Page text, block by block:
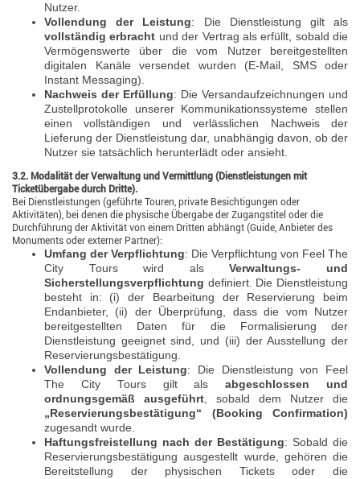
Nutzer.
Vollendung der Leistung: Die Dienstleistung gilt als
vollständig erbracht und der Vertrag als erfüllt, sobald die
Vermögenswerte über die vom Nutzer bereitgestellten
digitalen Kanäle versendet wurden (E-Mail, SMS oder
Instant Messaging).
Nachweis der Erfüllung: Die Versandaufzeichnungen und
Zustellprotokolle unserer Kommunikationssysteme stellen
einen vollständigen und verlässlichen Nachweis der
Lieferung der Dienstleistung dar, unabhängig davon, ob der
Nutzer sie tatsächlich herunterlädt oder ansieht.
3.2. Modalität der Verwaltung und Vermittlung (Dienstleistungen mit
Ticketübergabe durch Dritte).
Bei Dienstleistungen (geführte Touren, private Besichtigungen oder
Aktivitäten), bei denen die physische Übergabe der Zugangstitel oder die
Durchführung der Aktivität von einem Dritten abhängt (Guide, Anbieter des
Monuments oder externer Partner):
Umfang der Verpflichtung: Die Verpflichtung von Feel The
City Tours wird alsVerwaltungs- und
Sicherstellungsverpflichtung definiert. Die Dienstleistung
besteht in: (i) der Bearbeitung der Reservierung beim
Endanbieter, (ii) der Überprüfung, dass die vom Nutzer
bereitgestellten Daten für die Formalisierung der
Dienstleistung geeignet sind, und (iii) der Ausstellung der
Reservierungsbestätigung.
Vollendung der Leistung: Die Dienstleistung von Feel
The City Tours gilt alsabgeschlossen und
ordnungsgemäß ausgeführt, sobald dem Nutzer die
„Reservierungsbestätigung“ (Booking Confirmation)
zugesandt wurde.
Haftungsfreistellung nach der Bestätigung: Sobald die
Reservierungsbestätigung ausgestellt wurde, gehören die
Bereitstellung der physischen Tickets oder die